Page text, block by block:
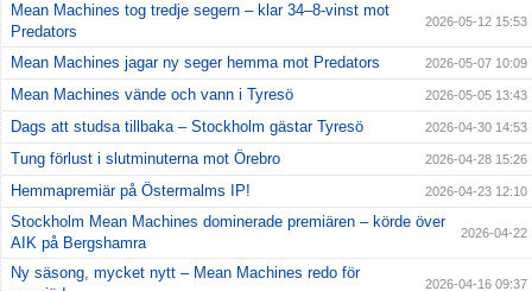
Mean Machines tog tredje segern – klar 34–8-vinst mot
Predators
2026-05-12 15:53
Mean Machines jagar ny seger hemma mot Predators 2026-05-07 10:09
Mean Machines vände och vann i Tyresö 2026-05-05 13:43
Dags att studsa tillbaka – Stockholm gästar Tyresö 2026-04-30 14:53
Tung förlust i slutminuterna mot Örebro 2026-04-28 15:26
Hemmapremiär på Östermalms IP! 2026-04-23 12:10
Stockholm Mean Machines dominerade premiären – körde över
AIK på Bergshamra
2026-04-22
Ny säsong, mycket nytt – Mean Machines redo för
2026-04-16 09:37